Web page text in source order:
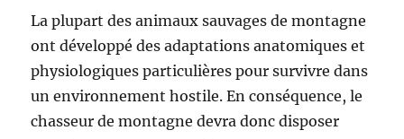
La plupart des animaux sauvages de montagne
ont développé des adaptations anatomiques et
physiologiques particulières pour survivre dans
un environnement hostile. En conséquence, le
chasseur de montagne devra donc disposer